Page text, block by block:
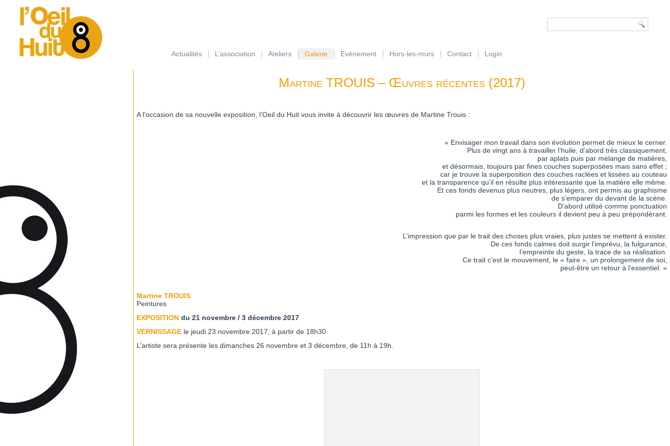
Actualités L’association Ateliers Galerie Evénement Hors-les-murs Contact Login
Martine TROUIS – Œuvres récentes (2017)
A l’occasion de sa nouvelle exposition, l’Oeil du Huit vous invite à découvrir les œuvres de Martine Trouis :
« Envisager mon travail dans son évolution permet de mieux le cerner.
Plus de vingt ans à travailler l’huile, d’abord très classiquement,
par aplats puis par mélange de matières,
et désormais, toujours par fines couches superposées mais sans effet ;
car je trouve la superposition des couches raclées et lissées au couteau
et la transparence qu’il en résulte plus intéressante que la matière elle même.
Et ces fonds devenus plus neutres, plus légers, ont permis au graphisme
de s’emparer du devant de la scène.
D’abord utilisé comme ponctuation
parmi les formes et les couleurs il devient peu à peu prépondérant.
L’impression que par le trait des choses plus vraies, plus justes se mettent à exister.
De ces fonds calmes doit surgir l’imprévu, la fulgurance,
l’empreinte du geste, la trace de sa réalisation.
Ce trait c’est le mouvement, le « faire », un prolongement de soi;
peut-être un retour à l’essentiel. »
Martine TROUIS
Peintures
EXPOSITION du 21 novembre / 3 décembre 2017
VERNISSAGE le jeudi 23 novembre 2017, à partir de 18h30
L’artiste sera présente les dimanches 26 novembre et 3 décembre, de 11h à 19h.